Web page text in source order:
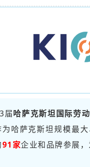
届哈萨克斯坦国际劳
哈萨克斯坦规模最
91家企业和品牌参展